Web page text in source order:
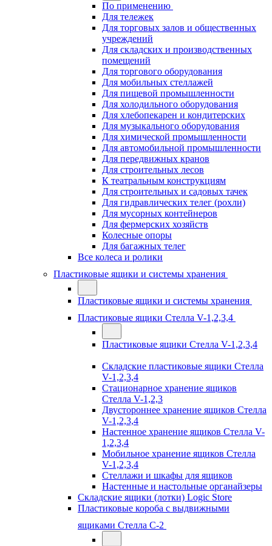
По применению
Для тележек
Для торговых залов и общественных
учреждений
Для складских и производственных
помещений
Для торгового оборудования
Для мобильных стеллажей
Для пищевой промышленности
Для холодильного оборудования
Для хлебопекарен и кондитерских
Для музыкального оборудования
Для химической промышленности
Для автомобильной промышленности
Для передвижных кранов
Для строительных лесов
К театральным конструкциям
Для строительных и садовых тачек
Для гидравлических телег (рохли)
Для мусорных контейнеров
Для фермерских хозяйств
Колесные опоры
Для багажных телег
Все колеса и ролики
Пластиковые ящики и системы хранения
Пластиковые ящики и системы хранения
Пластиковые ящики Стелла V-1,2,3,4
Пластиковые ящики Стелла V-1,2,3,4
Складские пластиковые ящики Стелла
V-1,2,3,4
Стационарное хранение ящиков
Стелла V-1,2,3
Двустороннее хранение ящиков Стелла
V-1,2,3,4
Настенное хранение ящиков Стелла V-
1,2,3,4
Мобильное хранение ящиков Стелла
V-1,2,3,4
Стеллажи и шкафы для ящиков
Настенные и настольные органайзеры
Складские ящики (лотки) Logiс Store
Пластиковые короба с выдвижными
ящиками Стелла С-2